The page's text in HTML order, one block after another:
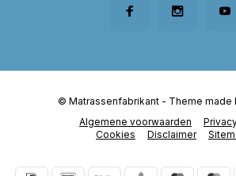
Algemene voorwaarden
Cookies
Disclaimer
© Matrassenfabrikant - Theme made